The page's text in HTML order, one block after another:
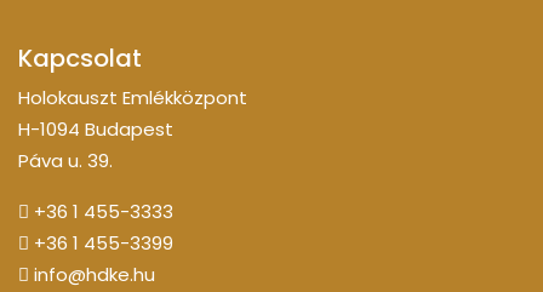
Kapcsolat
Holokauszt Emlékközpont
H-1094 Budapest
Páva u. 39.
+36 1 455-3333
+36 1 455-3399
info@hdke.hu